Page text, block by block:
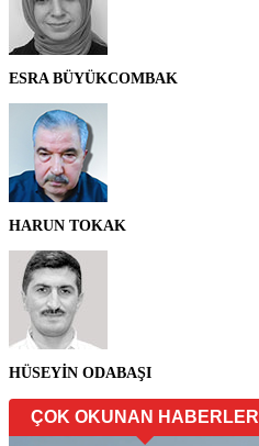
ESRA BÜYÜKCOMBAK
HARUN TOKAK
HÜSEYİN ODABAŞI
ÇOK OKUNAN HABERLER